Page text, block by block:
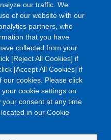
our traffic. We
of our website with our
partners, who
that you have
collected from your
[Reject All Cookies] if
[Accept All Cookies] if
cookies. Please click
cookie settings on
consent at any time
in our Cookie